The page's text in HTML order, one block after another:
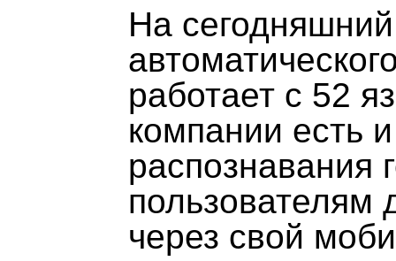
На
работает с 52
компании есть
распознавания
пользователям
через свой